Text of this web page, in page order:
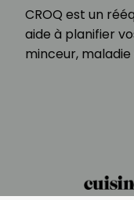
CROQ est un
aide à planifier
minceur,